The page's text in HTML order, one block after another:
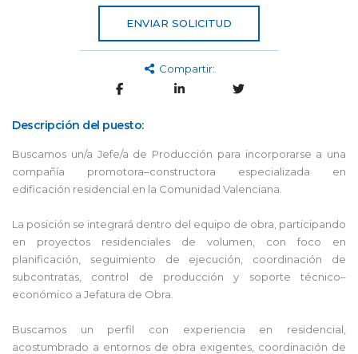
ENVIAR SOLICITUD
Compartir:
Descripción del puesto:
Buscamos un/a Jefe/a de Producción para incorporarse a una
compañía promotora–constructora especializada en
edificación residencial en la Comunidad Valenciana.
La posición se integrará dentro del equipo de obra, participando
en proyectos residenciales de volumen, con foco en
planificación, seguimiento de ejecución, coordinación de
subcontratas, control de producción y soporte técnico–
económico a Jefatura de Obra.
Buscamos un perfil con experiencia en residencial,
acostumbrado a entornos de obra exigentes, coordinación de